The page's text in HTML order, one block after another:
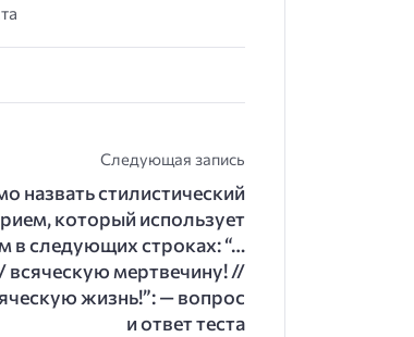
Следующая запись
назвать стилистический
который использует
в следующих строках: “…
всяческую мертвечину! //
жизнь!”: — вопрос
и ответ теста